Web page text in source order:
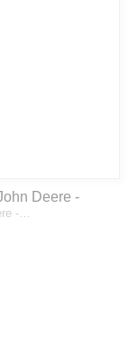
Deere -
-…